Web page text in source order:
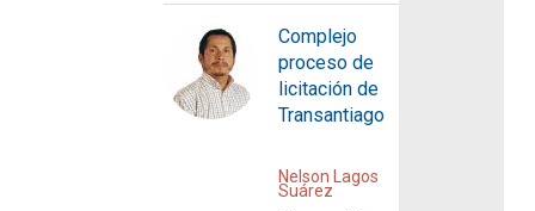
Complejo
proceso de
licitación de
Transantiago
Nelson Lagos
Suárez